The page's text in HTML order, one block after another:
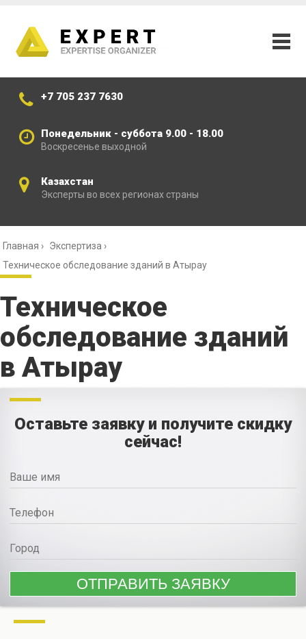
+7 705 237 7630
Понедельник - суббота 9.00 - 18.00
Воскресенье выходной
Казахстан
Эксперты во всех регионах страны
Главная › Экспертиза ›
Техническое обследование зданий в Атырау
Техническое
обследование зданий
в Атырау
Оставьте заявку и получите скидку
сейчас!